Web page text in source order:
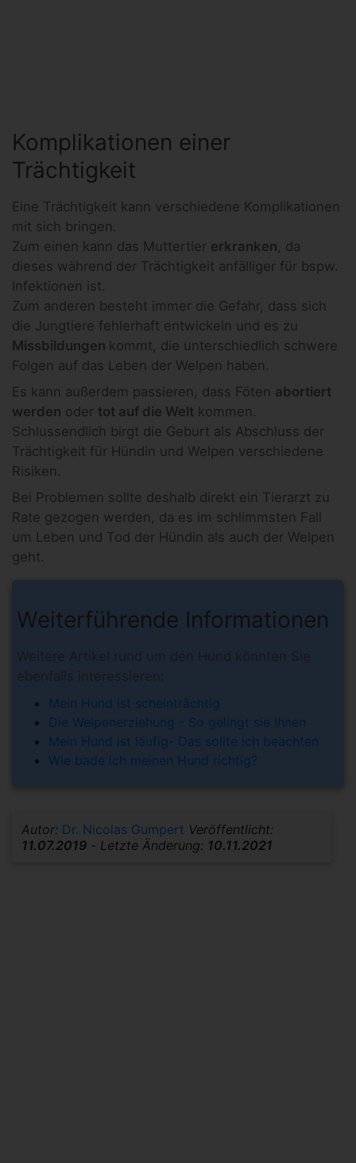
Komplikationen einer
Trächtigkeit
Eine Trächtigkeit kann verschiedene Komplikationen
mit sich bringen.
Zum einen kann das Muttertier erkranken , da
dieses während der Trächtigkeit anfälliger für bspw.
Infektionen ist.
Zum anderen besteht immer die Gefahr, dass sich
die Jungtiere fehlerhaft entwickeln und es zu
Missbildungen kommt, die unterschiedlich schwere
Folgen auf das Leben der Welpen haben.
Es kann außerdem passieren, dass Föten abortiert
werden oder tot auf die Welt kommen.
Schlussendlich birgt die Geburt als Abschluss der
Trächtigkeit für Hündin und Welpen verschiedene
Risiken.
Bei Problemen sollte deshalb direkt ein Tierarzt zu
Rate gezogen werden, da es im schlimmsten Fall
um Leben und Tod der Hündin als auch der Welpen
geht.
Weiterführende Informationen
Weitere Artikel rund um den Hund könnten Sie
ebenfalls interessieren:
Mein Hund ist scheinträchtig
Die Welpenerziehung - So gelingt sie Ihnen
Mein Hund ist läufig- Das sollte ich beachten
Wie bade ich meinen Hund richtig?
Autor: Dr. Nicolas Gumpert Veröffentlicht:
11.07.2019 - Letzte Änderung: 10.11.2021